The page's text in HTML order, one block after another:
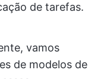
de tarefas.
vamos
de modelos de